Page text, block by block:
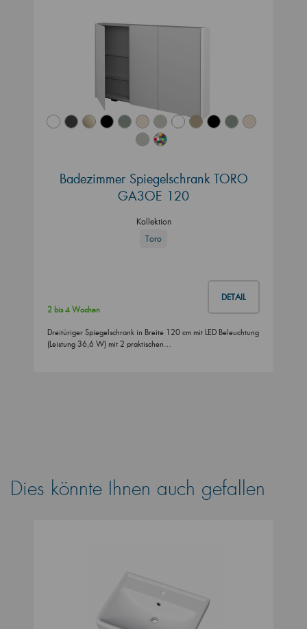
Badezimmer Spiegelschrank TORO
GA3OE 120
Kollektion
Toro
DETAIL
2 bis 4 Wochen
Dreitüriger Spiegelschrank in Breite 120 cm mit LED Beleuchtung
(Leistung 36,6 W) mit 2 praktischen…
Dies könnte Ihnen auch gefallen